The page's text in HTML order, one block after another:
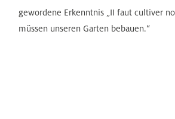
gewordene Erkenntnis „II faut cultiver
müssen unseren Garten bebauen.“